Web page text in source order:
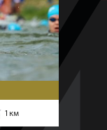
1 км